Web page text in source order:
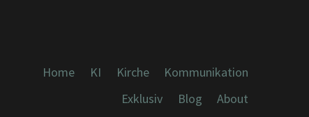
Home KI Kirche
Kommunikation
Exklusiv
Blog
About